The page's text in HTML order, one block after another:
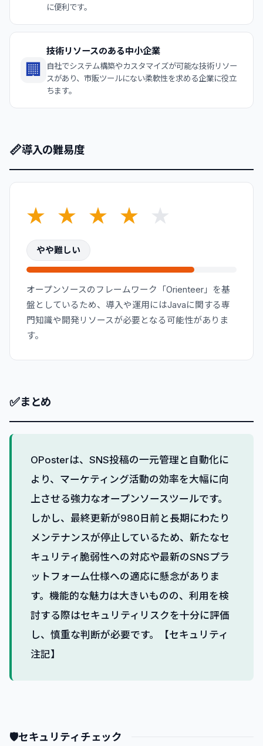
に便利です。
🏢
技術リソースのある中小企業
自社でシステム構築やカスタマイズが可能な技術リソー
スがあり、市販ツールにない柔軟性を求める企業に役立
ちます。
📏導入の難易度
★ ★ ★ ★ ★
やや難しい
オープンソースのフレームワーク「Orienteer」を基
盤としているため、導入や運用にはJavaに関する専
門知識や開発リソースが必要となる可能性がありま
す。
✅まとめ
OPosterは、SNS投稿の一元管理と自動化に
より、マーケティング活動の効率を大幅に向
上させる強力なオープンソースツールです。
しかし、最終更新が980日前と長期にわたり
メンテナンスが停止しているため、新たなセ
キュリティ脆弱性への対応や最新のSNSプラ
ットフォーム仕様への適応に懸念がありま
す。機能的な魅力は大きいものの、利用を検
討する際はセキュリティリスクを十分に評価
し、慎重な判断が必要です。【セキュリティ
注記】
🛡セキュリティチェック